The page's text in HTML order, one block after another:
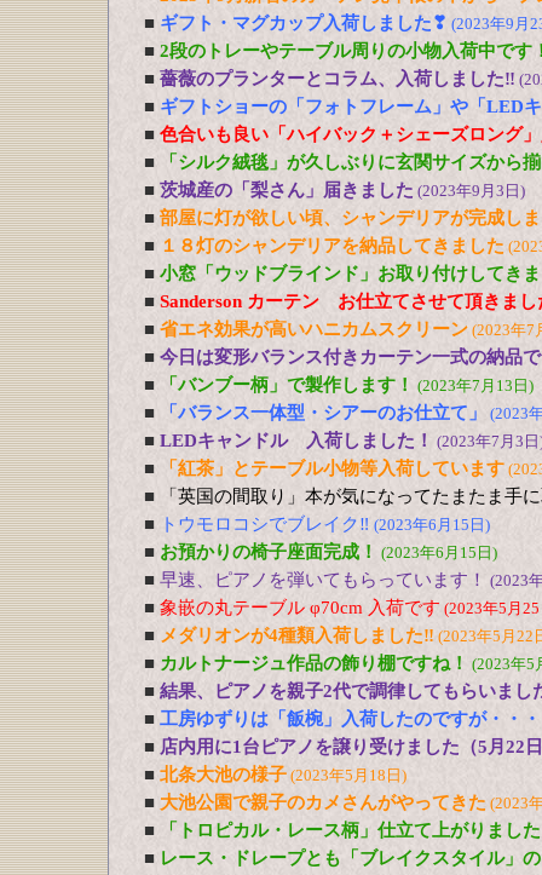
■ ギフト・マグカップ入荷しました❣ (2023年9月
■ 2段のトレーやテーブル周りの小物入荷中です
■ 薔薇のプランターとコラム、入荷しました‼
■ ギフトショーの「フォトフレーム」や「LED
■ 色合いも良い「ハイバック＋シェーズロング
■
「シルク絨毯」が久しぶりに玄関サイズから
■ 茨城産の「梨さん」届きました (2023年9月3日)
■ 部屋に灯が欲しい頃、シャンデリアが完成し
■ １８灯のシャンデリアを納品してきました
■ 小窓「ウッドブラインド」お取り付けしてき
■ Sanderson カーテン お仕立てさせて頂きまし
■ 省エネ効果が高いハニカムスクリーン (2023年7
■ 今日は変形バランス付きカーテン一式の納品
■
「バンブー柄」で製作します！ (2023年7月13日)
■ 「バランス一体型・シアーのお仕立て」 (2023
■ LEDキャンドル 入荷しました！ (2023年7月3日
■ 「紅茶」とテーブル小物等入荷しています
■
「英国の間取り」本が気になってたまたま手
■
トウモロコシでブレイク‼ (2023年6月15日)
■ お預かりの椅子座面完成！ (2023年6月15日)
■ 早速、ピアノを弾いてもらっています！ (2023
■ 象嵌の丸テーブル φ70cm 入荷です (2023年5月
■ メダリオンが4種類入荷しました‼ (2023年5月22
■ カルトナージュ作品の飾り棚ですね！ (2023年5
■ 結果、ピアノを親子2代で調律してもらいまし
■ 工房ゆずりは「飯椀」入荷したのですが・・・
■ 店内用に1台ピアノを譲り受けました（5月22
■ 北条大池の様子 (2023年5月18日)
■ 大池公園で親子のカメさんがやってきた (2023
■ 「トロピカル・レース柄」仕立て上がりました
■ レース・ドレープとも「ブレイクスタイル」